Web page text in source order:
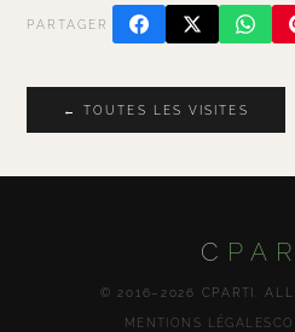
PARTAGER
← TOUTES LES VISITES
C
© 2016–2026 CPARTI. ALL
MENTIONS LÉGALES